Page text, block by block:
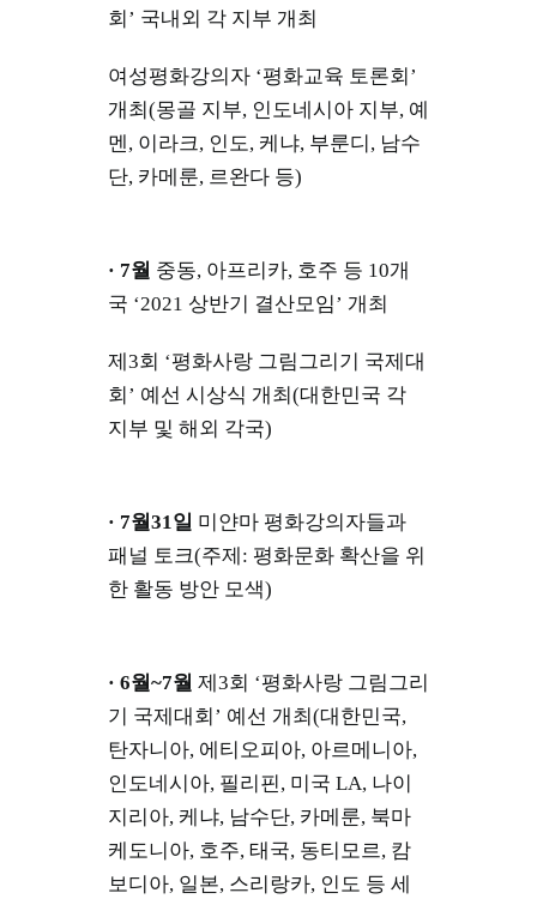
회’ 국내외 각 지부 개최
여성평화강의자 ‘평화교육 토론회’
개최(몽골 지부, 인도네시아 지부, 예
멘, 이라크, 인도, 케냐, 부룬디, 남수
단, 카메룬, 르완다 등)
· 7월 중동, 아프리카, 호주 등 10개
국 ‘2021 상반기 결산모임’ 개최
제3회 ‘평화사랑 그림그리기 국제대
회’ 예선 시상식 개최(대한민국 각
지부 및 해외 각국)
· 7월31일 미얀마 평화강의자들과
패널 토크(주제: 평화문화 확산을 위
한 활동 방안 모색)
· 6월~7월 제3회 ‘평화사랑 그림그리
기 국제대회’ 예선 개최(대한민국,
탄자니아, 에티오피아, 아르메니아,
인도네시아, 필리핀, 미국 LA, 나이
지리아, 케냐, 남수단, 카메룬, 북마
케도니아, 호주, 태국, 동티모르, 캄
보디아, 일본, 스리랑카, 인도 등 세